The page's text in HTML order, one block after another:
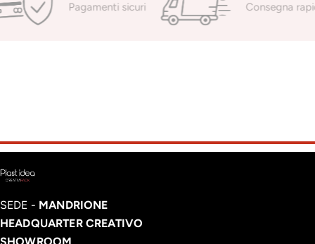
Pagamenti sicuri Consegna
SEDE - MANDRIONE
HEADQUARTER CREATIVO